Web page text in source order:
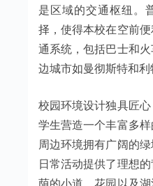
是区域的交通枢纽。
择，使得本校在空前
通系统，包括巴士和
边城市如曼彻斯特和利
校园环境设计独具匠
学生营造一个丰富多
周边环境拥有广阔的
日常活动提供了理想